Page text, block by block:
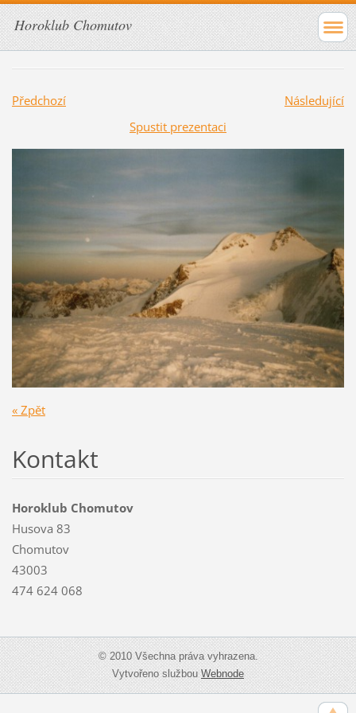
Horoklub Chomutov
Předchozí
Následující
Spustit prezentaci
« Zpět
Kontakt
Horoklub Chomutov
Husova 83
Chomutov
43003
474 624 068
© 2010 Všechna práva vyhrazena.
Vytvořeno službouWebnode